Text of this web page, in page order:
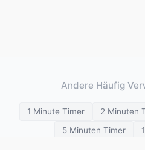
Andere Häufig
1 Minute Timer 2 Minuten
5 Minuten Timer